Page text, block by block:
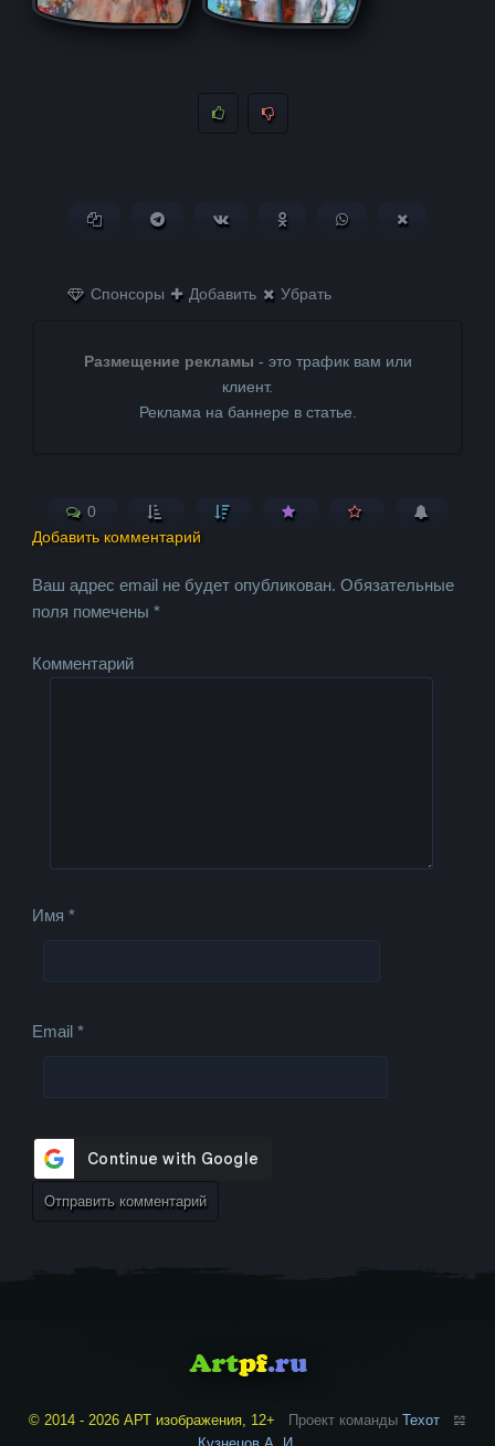
Копировать ссылкуПоделиться в Telegram
Поделиться ВКонтактеПоделиться в
Поделиться в
Спонсоры Добавить Убрать
Размещение рекламы - это трафик вам или
клиент.
Реклама на баннере в статье.
0
Добавить комментарий
Ваш адрес email не будет опубликован. Обязательные
поля помечены*
Комментарий
Имя*
Email*
© 2014 - 2026 АРТ изображения, 12+ Проект команды Техот
𝌴